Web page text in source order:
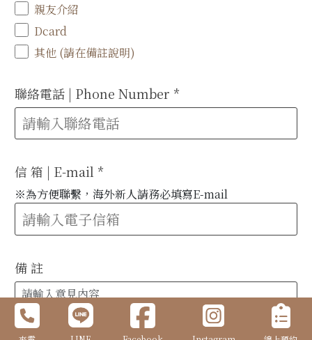
親友介紹
Dcard
其他 (請在備註說明)
聯絡電話 | Phone Number *
信 箱 | E-mail *
※為方便聯繫，海外新人請務必填寫E-mail
備 註